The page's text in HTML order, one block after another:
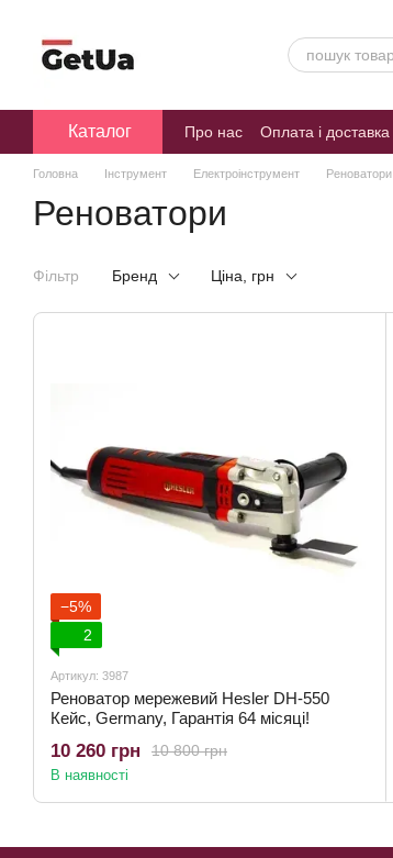
Каталог Про нас Оплата і доставка
Головна Інструмент Електроінструмент Реноватори
Реноватори
Фільтр Бренд Ціна, грн
−5%
2
Артикул: 3987
Реноватор мережевий Hesler DH-550
Кейс, Germany, Гарантія 64 місяці!
10 800 грн
10 260 грн
В наявності